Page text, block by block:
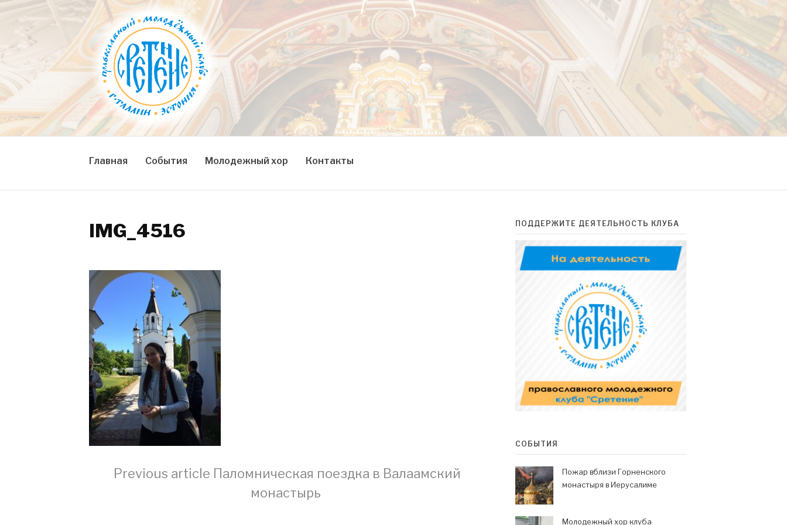
content
Главная События Молодежный хор Контакты
IMG_4516
Continue
Previous article Паломническая поездка в Валаамский
монастырь
ПОДДЕРЖИТЕ ДЕЯТЕЛЬНОСТЬ КЛУБА
СОБЫТИЯ
Пожар вблизи Горненского
монастыря в Иерусалиме
Молодежный хор клуба